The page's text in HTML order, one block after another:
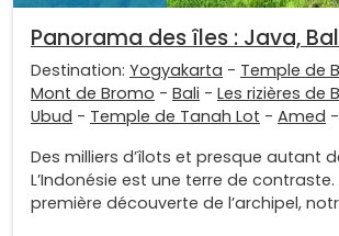
Panorama des îles : Java,
Destination: Yogyakarta - Temple de
Mont de Bromo - Bali - Les rizières de
Ubud - Temple de Tanah Lot - Amed -
Des milliers d’îlots et presque autant
L’Indonésie est une terre de
première découverte de l’archipel,